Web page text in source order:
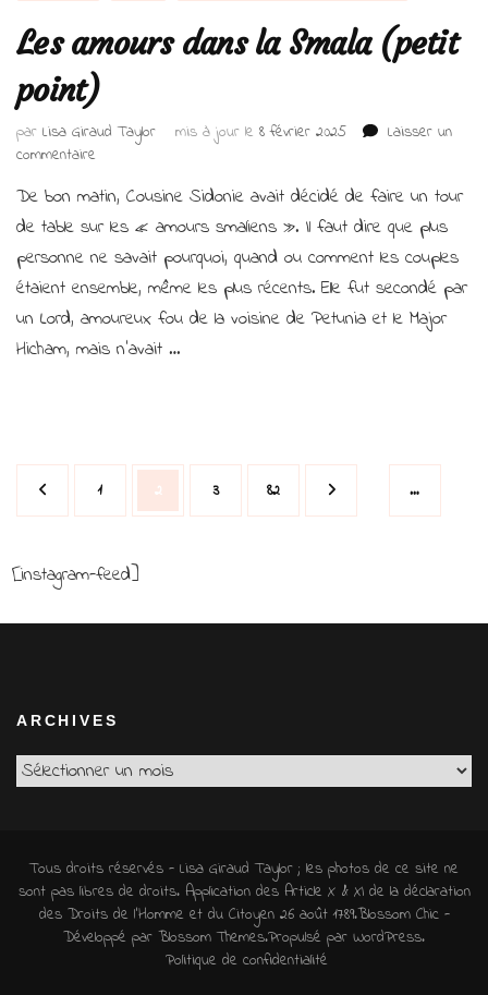
Les amours dans la Smala (petit
point)
par Lisa Giraud Taylor mis à jour le 8 février 2025
Laisser un
commentaire
amours
dans
Smala
(petit
point)
De bon matin, Cousine Sidonie avait décidé de faire un tour
de table sur les « amours smaliens ». Il faut dire que plus
personne ne savait pourquoi, quand ou comment les couples
étaient ensemble, même les plus récents. Elle fut secondé par
un Lord, amoureux fou de la voisine de Petunia et le Major
Hicham, mais n’avait …
Navigation
des
Page
1 Page
2 Page
3 …
Page
82
[instagram-feed]
ARCHIVES
Archives
Tous droits réservés - Lisa Giraud Taylor ; les photos de ce site ne
sont pas libres de droits. Application des Article X & XI de la déclaration
des Droits de l'Homme et du Citoyen 26 août 1789.Blossom Chic -
Développé par Blossom Themes.Propulsé par WordPress.
Politique de confidentialité